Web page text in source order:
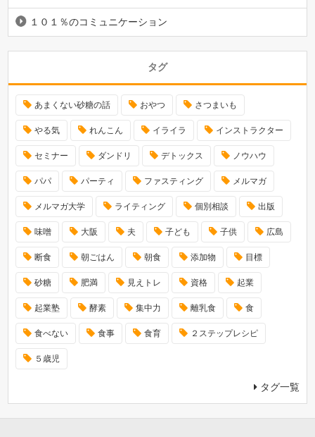
１０１％のコミュニケーション
タグ
あまくない砂糖の話 おやつ さつまいも
やる気 れんこん イライラ インストラクター
セミナー ダンドリ デトックス ノウハウ
パパ パーティ ファスティング メルマガ
メルマガ大学 ライティング 個別相談 出版
味噌 大阪 夫 子ども 子供 広島
断食 朝ごはん 朝食 添加物 目標
砂糖 肥満 見えトレ 資格 起業
起業塾 酵素 集中力 離乳食 食
食べない 食事 食育 ２ステップレシピ
５歳児
タグ一覧